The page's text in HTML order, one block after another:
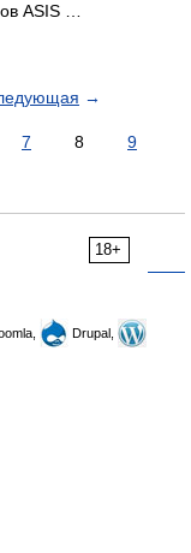
ASIS …
→
7 8
9
18+
Drupal,